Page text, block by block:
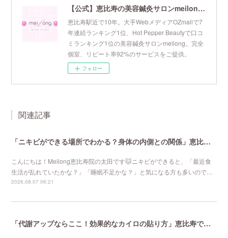
【公式】恵比寿の美容鍼灸サロンmeilong｜ツボを押さえた針・お灸の治療で美容と健康を叶えます
恵比寿駅近で10年。大手WebメディアOZmallで7
年連続ランキング1位、Hot Pepper Beautyで口コ
ミランキング1位の美容鍼灸サロンmeilong。完全
個室、リピート率92%のサービスをご提供。
フォロー
関連記事
「ニキビができる場所でわかる？身体の内側との関係」恵比寿で口コミNo 1美容鍼灸ならmeilong
こんにちは！Meilong恵比寿院の太田です🐱ニキビができると、「最近食
生活が乱れていたかな？」「睡眠不足かな？」と気になる方も多いので…
2026.08.07 06:21
「代謝アップならここ！効果的なカイロの貼り方」恵比寿で口コミNo 1美容鍼灸ならmeilong